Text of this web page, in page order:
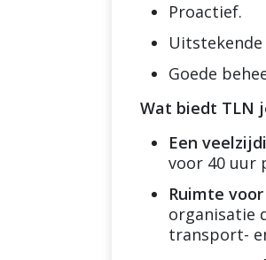
Proactief.
Goede
Wat biedt TLN
Een
voor 40 uur
Ruimte
organisatie
transport-